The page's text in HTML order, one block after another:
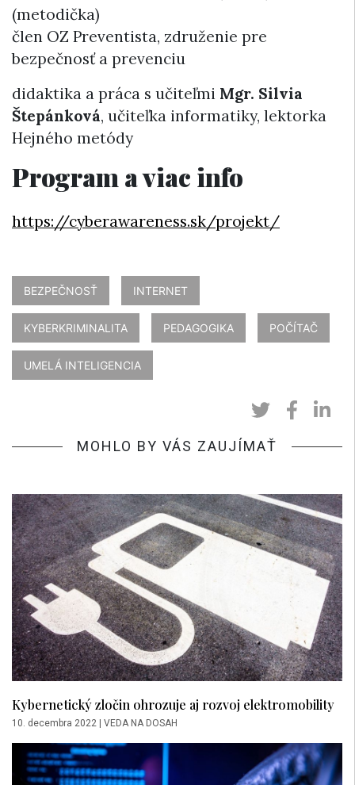
(metodička)
člen OZ Preventista, združenie pre
bezpečnosť a prevenciu
didaktika a práca s učiteľmi Mgr. Silvia
Štepánková, učiteľka informatiky, lektorka
Hejného metódy
Program a viac info
https://cyberawareness.sk/projekt/
BEZPEČNOSŤ INTERNET
KYBERKRIMINALITA PEDAGOGIKA POČÍTAČ
UMELÁ INTELIGENCIA
MOHLO BY VÁS ZAUJÍMAŤ
Kybernetický zločin ohrozuje aj rozvoj elektromobility
10. decembra 2022 VEDA NA DOSAH